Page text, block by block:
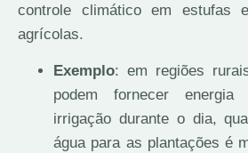
controle climático em estufas
agrícolas.
Exemplo: em regiões
podem fornecer
irrigação durante o dia,
água para as plantações é